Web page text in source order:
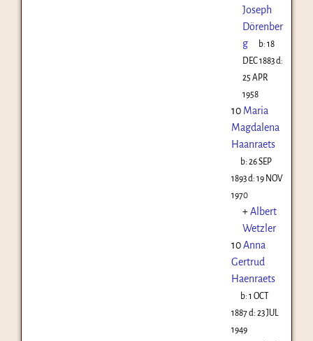
Joseph
Dörenber
g
b:18
DEC 1883d:
25 APR
1958
10 Maria
Magdalena
Haanraets
b:26 SEP
1893d: 19 NOV
1970
+Albert
Wetzler
10Anna
Gertrud
Haenraets
b:1 OCT
1887d: 23 JUL
1949